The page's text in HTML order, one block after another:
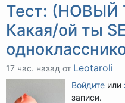
Тест: (НОВЫЙ
Какая/ой ты
17 час. назад от Leotaroli
Войдите или
записи.